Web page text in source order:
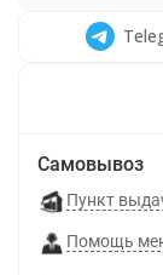
Самовывоз
Пункт
Помощь